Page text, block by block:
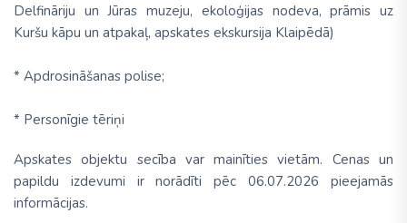
Delfināriju un Jūras muzeju, ekoloģijas nodeva, prāmis uz
Kuršu kāpu un atpakaļ, apskates ekskursija Klaipēdā)
* Apdrosināšanas polise;
* Personīgie tēriņi
Apskates objektu secība var mainīties vietām. Cenas un
papildu izdevumi ir norādīti pēc 06.07.2026 pieejamās
informācijas.